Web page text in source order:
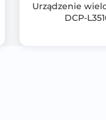
Urządzenie
DCP-